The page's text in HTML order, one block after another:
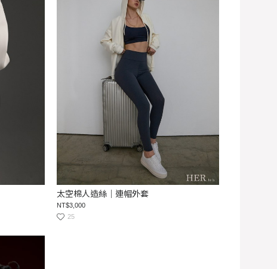
太空棉人造絲｜連帽外套
NT$3,000
25